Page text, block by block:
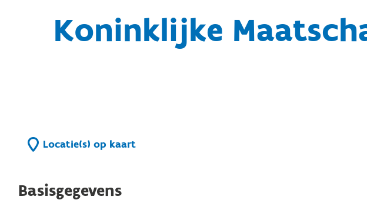
Koninklijke
Locatie(s) op kaart
Basisgegevens